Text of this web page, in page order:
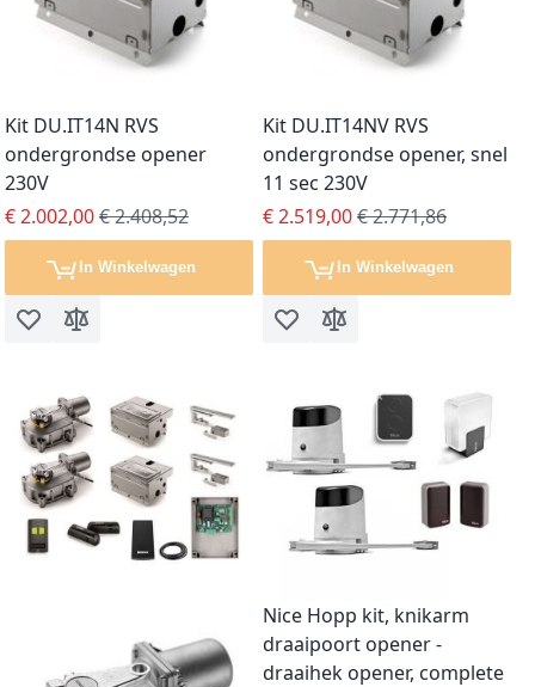
Kit DU.IT14N RVS
ondergrondse opener
230V
Special Price
€ 2.002,00Regular Price
€ 2.408,52
In Winkelwagen
Voeg toe aan verlanglijst
Toevoegen om te vergelijken
Kit DU.IT14NV RVS
ondergrondse opener, snel
11 sec 230V
Special Price
€ 2.519,00Regular Price
€ 2.771,86
In Winkelwagen
Voeg toe aan verlanglijst
Toevoegen om te
Nice Hopp kit, knikarm
draaipoort opener -
draaihek opener, complete